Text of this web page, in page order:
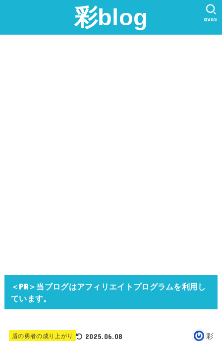
彩blog SEARCH
＜PR＞当ブログはアフィリエイトプログラムを利用し
ています。
盾の勇者の成り上がり 2025.06.08 彩